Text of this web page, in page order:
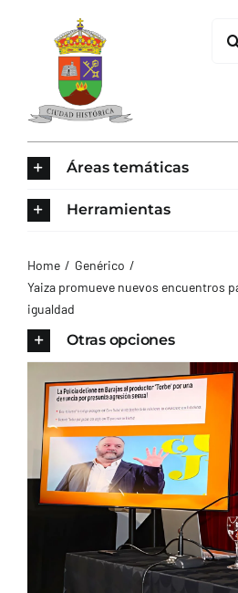
contenido
AYUNTAMIENTO
CONTACTO
Áreas temáticas
Herramientas
Home
Genérico
Yaiza promueve nuevos encuentros
igualdad
Otras opciones